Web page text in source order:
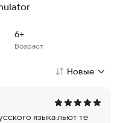
196.9 MB
Возраст
6+
Новые
языка льют те